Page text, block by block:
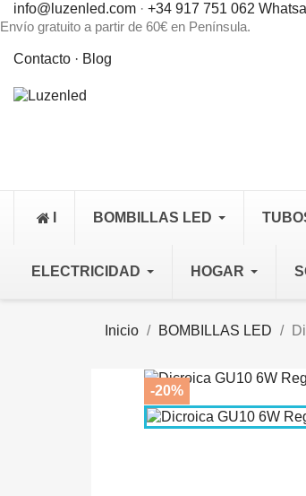
info@luzenled.com · +34 917 751 062
Envío gratuito a partir de 60€ en Península.
Contacto · Blog
BOMBILLAS LED
ELECTRICIDAD HOGAR
Inicio BOMBILLAS LED
-20%